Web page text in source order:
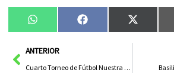
Compartir
en
WhatsAppCompartir
en
Facebook
en
X
AntANTERIOR
Cuarto Torneo de Fútbol Nuestra Señora de la Soledad